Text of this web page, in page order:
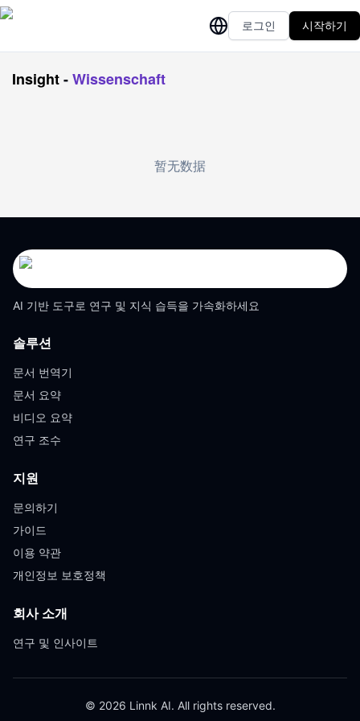
로그인 시작하기
Insight-Wissenschaft
暂无数据
AI 기반 도구로 연구 및 지식 습득을 가속화하세요
솔루션
문서 번역기
문서 요약
비디오 요약
연구 조수
지원
문의하기
가이드
이용 약관
개인정보 보호정책
회사 소개
연구 및 인사이트
© 2026 Linnk AI. All rights reserved.